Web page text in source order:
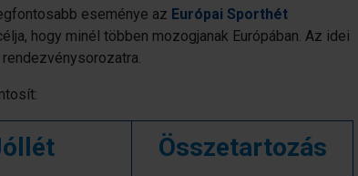
eseménye az Európai Sporthét
hogy minél többen mozogjanak Európában. Az idei
Összetartozás